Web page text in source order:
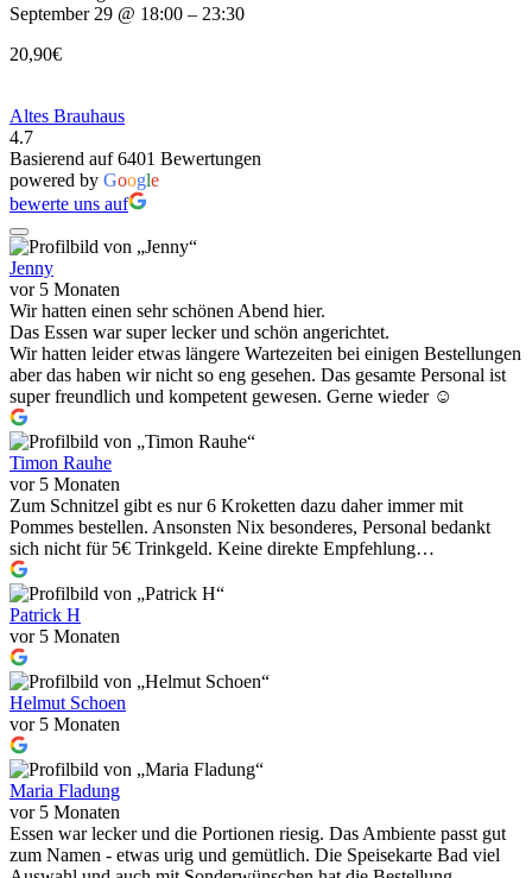
September 29 @ 18:00 – 23:30
20,90€
Altes Brauhaus
4.7
Basierend auf 6401 Bewertungen
powered by Google
bewerte uns auf
Jenny
vor 5 Monaten
Wir hatten einen sehr schönen Abend hier.
Das Essen war super lecker und schön angerichtet.
Wir hatten leider etwas längere Wartezeiten bei einigen Bestellungen
aber das haben wir nicht so eng gesehen. Das gesamte Personal ist
super freundlich und kompetent gewesen. Gerne wieder ☺️
Timon Rauhe
vor 5 Monaten
Zum Schnitzel gibt es nur 6 Kroketten dazu daher immer mit
Pommes bestellen. Ansonsten Nix besonderes, Personal bedankt
sich nicht für 5€ Trinkgeld. Keine direkte Empfehlung…
Patrick H
vor 5 Monaten
Helmut Schoen
vor 5 Monaten
Maria Fladung
vor 5 Monaten
Essen war lecker und die Portionen riesig. Das Ambiente passt gut
zum Namen - etwas urig und gemütlich. Die Speisekarte Bad viel